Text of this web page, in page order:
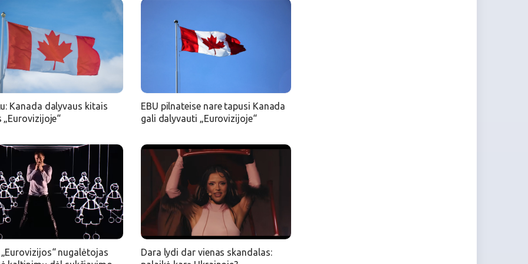
Kanada dalyvaus kitais
„Eurovizijoje“
EBU pilnateise nare tapusi Kanada
gali dalyvauti „Eurovizijoje“
nugalėtojas
Dara lydi dar vienas skandalas: